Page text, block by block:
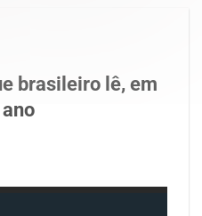
brasileiro lê, em